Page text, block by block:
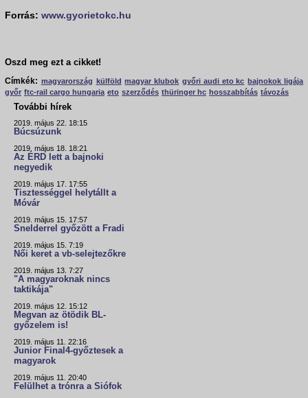
Forrás: www.gyorietokc.hu
Oszd meg ezt a cikket!
Címkék: magyarország külföld magyar klubok győri audi eto kc bajnokok ligája
győr ftc-rail cargo hungaria eto szerződés thüringer hc hosszabbítás távozás
További hírek
2019. május 22. 18:15
Búcsúzunk
2019. május 18. 18:21
Az ÉRD lett a bajnoki
negyedik
2019. május 17. 17:55
Tisztességgel helytállt a
Móvár
2019. május 15. 17:57
Snelderrel győzött a Fradi
2019. május 15. 7:19
Női keret a vb-selejtezőkre
2019. május 13. 7:27
"A magyaroknak nincs
taktikája"
2019. május 12. 15:12
Megvan az ötödik BL-
győzelem is!
2019. május 11. 22:16
Junior Final4-győztesek a
magyarok
2019. május 11. 20:40
Felülhet a trónra a Siófok